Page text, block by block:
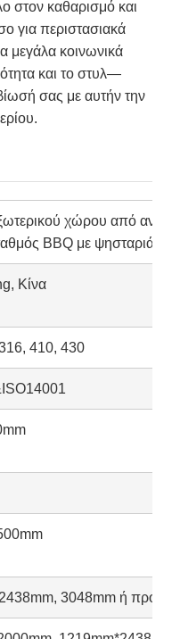
στον καθαρισμό και
για περιστασιακά
μεγάλα κοινωνικά
και το στυλ—
σας με αυτήν την
χώρου από
BBQ με ψησταριά
Κίνα
410, 430
3048mm ή